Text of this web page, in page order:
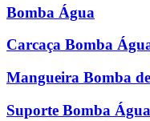
Bomba Água
Carcaça Bomba
Mangueira Bomba
Suporte Bomba Água